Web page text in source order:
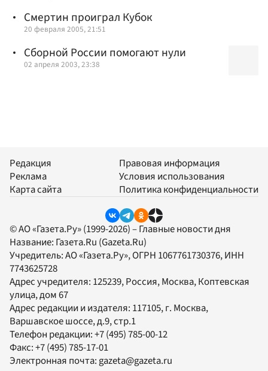
Смертин проиграл Кубок
20 февраля 2005, 21:51
Сборной России помогают нули
02 апреля 2003, 23:38
Редакция
Реклама
Карта сайта
Правовая информация
Условия использования
Политика конфиденциальности
© АО «Газета.Ру» (1999-2026) – Главные новости дня
Название: Газета.Ru (Gazeta.Ru)
Учредитель:АО «Газета.Ру», ОГРН 1067761730376, ИНН
7743625728
Адрес учредителя: 125239, Россия, Москва, Коптевская
улица, дом 67
Адрес редакции и издателя: 117105, г. Москва,
Варшавское шоссе, д.9, стр.1
Телефон редакции:+7 (495) 785-00-12
Факс:+7 (495) 785-17-01
Электронная почта:gazeta@gazeta.ru